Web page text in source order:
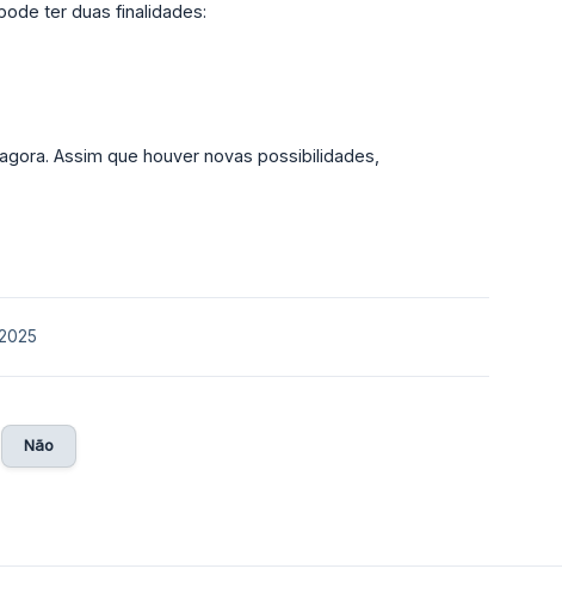
ter duas finalidades:
Assim que houver novas possibilidades,
Não